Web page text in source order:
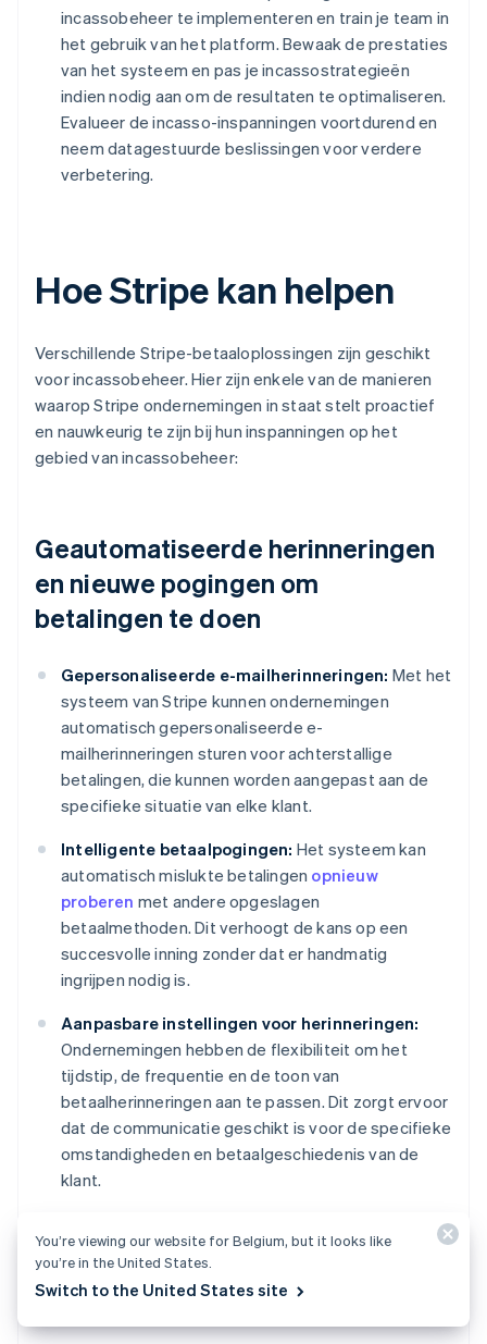
incassobeheer te implementeren en train je team in
het gebruik van het platform. Bewaak de prestaties
van het systeem en pas je incassostrategieën
indien nodig aan om de resultaten te optimaliseren.
Evalueer de incasso-inspanningen voortdurend en
neem datagestuurde beslissingen voor verdere
verbetering.
Hoe Stripe kan helpen
Verschillende Stripe-betaaloplossingen zijn geschikt
voor incassobeheer. Hier zijn enkele van de manieren
waarop Stripe ondernemingen in staat stelt proactief
en nauwkeurig te zijn bij hun inspanningen op het
gebied van incassobeheer:
Geautomatiseerde herinneringen
en nieuwe pogingen om
betalingen te doen
Gepersonaliseerde e-mailherinneringen: Met het
systeem van Stripe kunnen ondernemingen
automatisch gepersonaliseerde e-
mailherinneringen sturen voor achterstallige
betalingen, die kunnen worden aangepast aan de
specifieke situatie van elke klant.
Intelligente betaalpogingen: Het systeem kan
automatisch mislukte betalingen opnieuw
proberen met andere opgeslagen
betaalmethoden. Dit verhoogt de kans op een
succesvolle inning zonder dat er handmatig
ingrijpen nodig is.
Aanpasbare instellingen voor herinneringen:
Ondernemingen hebben de flexibiliteit om het
tijdstip, de frequentie en de toon van
betaalherinneringen aan te passen. Dit zorgt ervoor
dat de communicatie geschikt is voor de specifieke
omstandigheden en betaalgeschiedenis van de
klant.
Eenvoudige escalatie en flexibele
communicatie
You’re viewing our website for Belgium, but it looks like
you’re in the United States.
Switch to the United States site